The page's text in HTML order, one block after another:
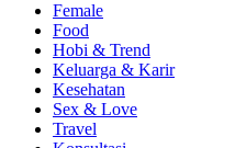
Female
Food
Hobi & Trend
Keluarga & Karir
Kesehatan
Sex & Love
Travel